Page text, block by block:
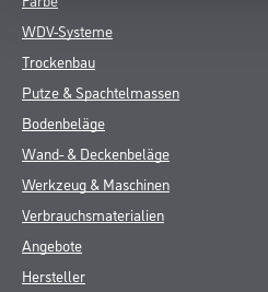
WDV-Systeme
Trockenbau
Putze & Spachtelmassen
Bodenbeläge
Wand- & Deckenbeläge
Werkzeug & Maschinen
Verbrauchsmaterialien
Angebote
Hersteller